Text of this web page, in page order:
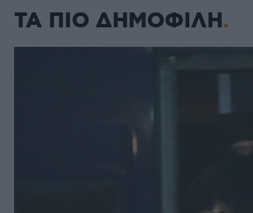
ΤΑ ΠΙΟ ΔΗΜΟΦΙΛΗ